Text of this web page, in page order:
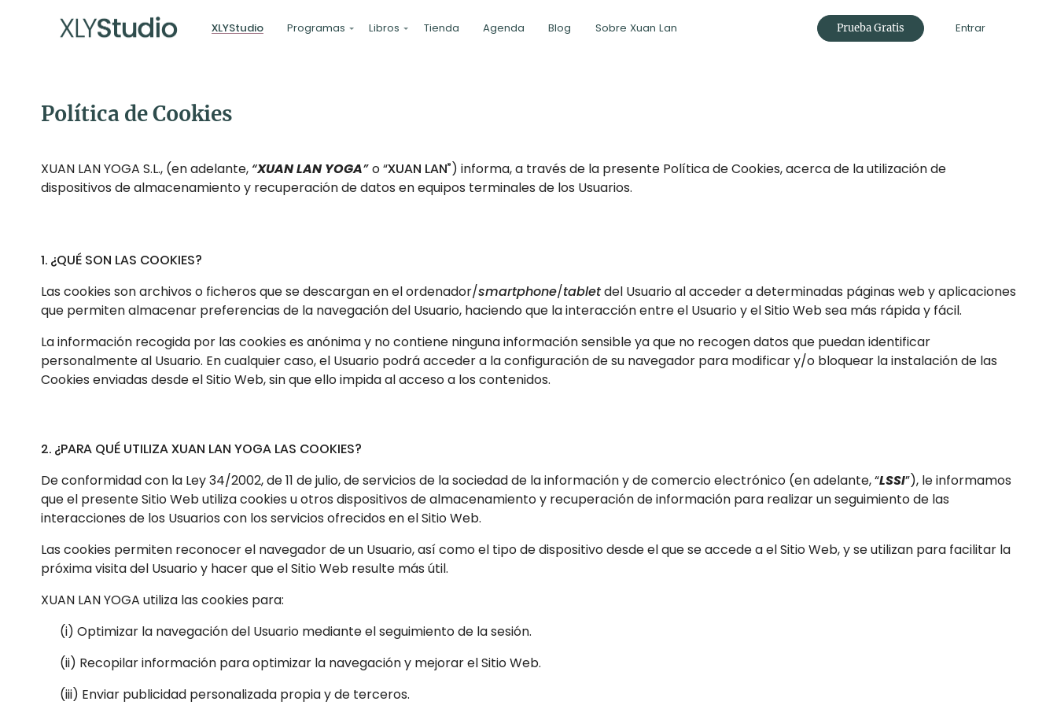
XLYStudio Programas Libros Tienda Agenda Blog Sobre Xuan Lan Prueba Gratis Entrar
Política de Cookies
XUAN LAN YOGA S.L., (en adelante,“XUAN LAN YOGA”o “XUAN LAN”) informa, a través de la presente Política de Cookies, acerca de la utilización de
dispositivos de almacenamiento y recuperación de datos en equipos terminales de los Usuarios.
1. ¿QUÉ SON LAS COOKIES?
Las cookies son archivos o ficheros que se descargan en el ordenador/smartphone/tabletdel Usuario al acceder a determinadas páginas web y aplicaciones
que permiten almacenar preferencias de la navegación del Usuario, haciendo que la interacción entre el Usuario y el Sitio Web sea más rápida y fácil.
La información recogida por las cookies es anónima y no contiene ninguna información sensible ya que no recogen datos que puedan identificar
personalmente al Usuario. En cualquier caso, el Usuario podrá acceder a la configuración de su navegador para modificar y/o bloquear la instalación de las
Cookies enviadas desde el Sitio Web, sin que ello impida al acceso a los contenidos.
2. ¿PARA QUÉ UTILIZA XUAN LAN YOGA LAS COOKIES?
De conformidad con la Ley 34/2002, de 11 de julio, de servicios de la sociedad de la información y de comercio electrónico (en adelante, “LSSI”), le informamos
que el presente Sitio Web utiliza cookies u otros dispositivos de almacenamiento y recuperación de información para realizar un seguimiento de las
interacciones de los Usuarios con los servicios ofrecidos en el Sitio Web.
Las cookies permiten reconocer el navegador de un Usuario, así como el tipo de dispositivo desde el que se accede a el Sitio Web, y se utilizan para facilitar la
próxima visita del Usuario y hacer que el Sitio Web resulte más útil.
XUAN LAN YOGA utiliza las cookies para:
(i) Optimizar la navegación del Usuario mediante el seguimiento de la sesión.
(ii) Recopilar información para optimizar la navegación y mejorar el Sitio Web.
(iii) Enviar publicidad personalizada propia y de terceros.